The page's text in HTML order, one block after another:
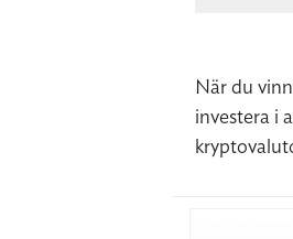
När du
investera i